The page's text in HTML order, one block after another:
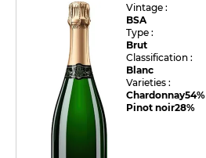
Vintage :
BSA
Type :
Brut
Classification :
Blanc
Varieties :
Chardonnay54%
Pinot noir28%